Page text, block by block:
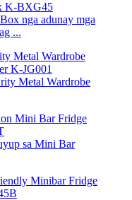
nga adunay mga
...
Metal Wardrobe
sa Mini Bar